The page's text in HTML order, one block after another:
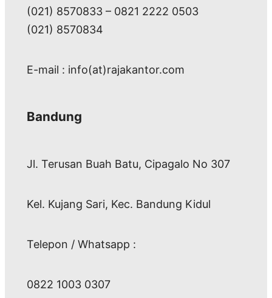
(021) 8570833 – 0821 2222 0503
(021) 8570834
E-mail : info(at)rajakantor.com
Bandung
Jl. Terusan Buah Batu, Cipagalo No 307
Kel. Kujang Sari, Kec. Bandung Kidul
Telepon / Whatsapp :
0822 1003 0307